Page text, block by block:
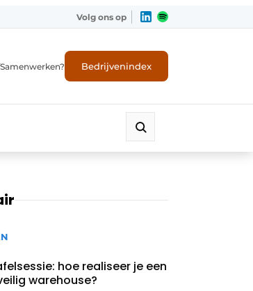
Volg ons op
Samenwerken? Bedrijvenindex
hoe realiseer je een
warehouse?